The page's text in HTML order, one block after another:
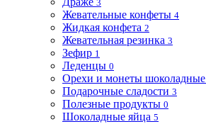
3
Жевательные конфеты 4
Жидкая конфета 2
Жевательная резинка 3
Зефир 1
Леденцы 0
Орехи и монеты шоколадные
Подарочные сладости 3
Полезные продукты 0
Шоколадные яйца 5